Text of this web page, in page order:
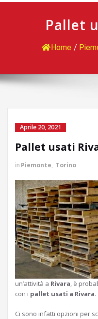
Pallet
Home /
Aprile 20, 2021
Pallet usati
in Piemonte, Torino
un’attività a Rivara, è
con i pallet usati a Rivara.
Ci sono infatti opzioni per